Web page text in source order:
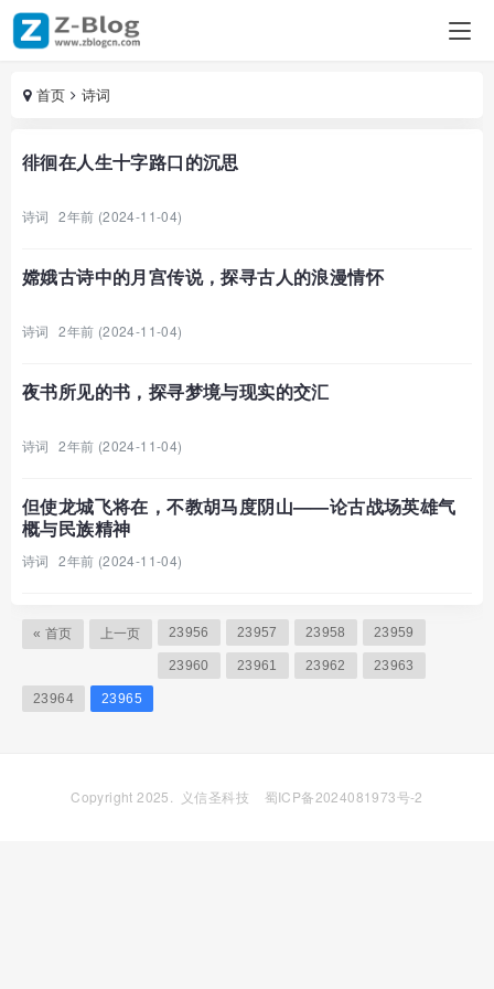
首页 诗词
徘徊在人生十字路口的沉思
诗词 2年前 (2024-11-04)
嫦娥古诗中的月宫传说，探寻古人的浪漫情怀
诗词 2年前 (2024-11-04)
夜书所见的书，探寻梦境与现实的交汇
诗词 2年前 (2024-11-04)
但使龙城飞将在，不教胡马度阴山——论古战场英雄气
概与民族精神
诗词 2年前 (2024-11-04)
« 首页 上一页 23956 23957 23958 23959
23960 23961 23962 23963
23964 23965
Copyright 2025. 义信圣科技 蜀ICP备2024081973号-2